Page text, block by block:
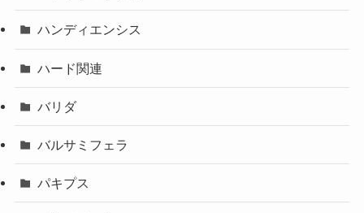
ハンディエンシス
ハード関連
バリダ
バルサミフェラ
パキプス